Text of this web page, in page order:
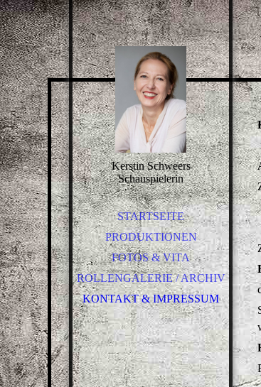
Kerstin Schweers
Schauspielerin
STARTSEITE
PRODUKTIONEN
FOTOS & VITA
ROLLENGALERIE / ARCHIV
KONTAKT & IMPRESSUM